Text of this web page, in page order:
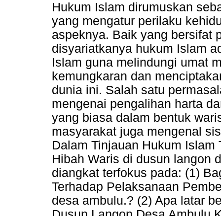
Hukum Islam dirumuskan
yang mengatur perilaku
aspeknya. Baik yang bersifat
disyariatkanya hukum Islam
Islam guna melindungi umat
kemungkaran dan
dunia ini. Salah satu
mengenai pengalihan harta
yang biasa dalam bentuk
masyarakat juga mengenal
Dalam Tinjauan Hukum
Hibah Waris di dusun langon
diangkat terfokus pada: (1)
Terhadap Pelaksanaan
desa ambulu.? (2) Apa latar